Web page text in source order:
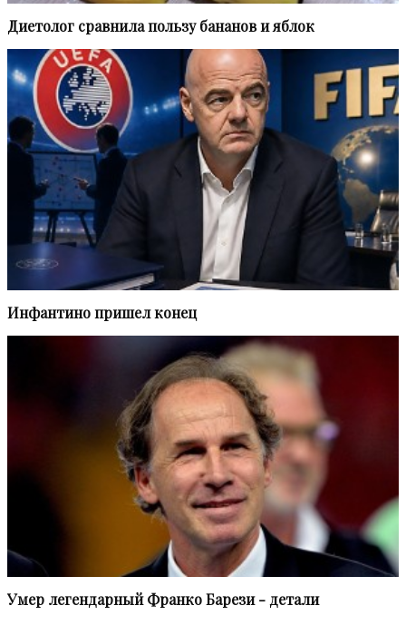
Диетолог сравнила пользу бананов и яблок
Инфантино пришел конец
Умер легендарный Франко Барези - детали